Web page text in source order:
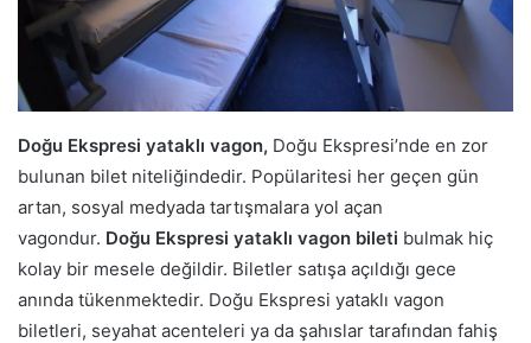
Doğu Ekspresi yataklı vagon, Doğu Ekspresi’nde en zor
bulunan bilet niteliğindedir. Popülaritesi her geçen gün
artan, sosyal medyada tartışmalara yol açan
vagondur. Doğu Ekspresi yataklı vagon bileti bulmak hiç
kolay bir mesele değildir. Biletler satışa açıldığı gece
anında tükenmektedir. Doğu Ekspresi yataklı vagon
biletleri, seyahat acenteleri ya da şahıslar tarafından fahiş